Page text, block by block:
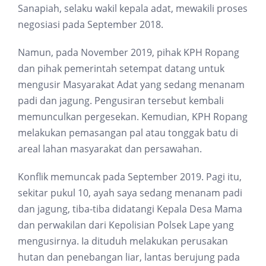
Sanapiah, selaku wakil kepala adat, mewakili proses
negosiasi pada September 2018.
Namun, pada November 2019, pihak KPH Ropang
dan pihak pemerintah setempat datang untuk
mengusir Masyarakat Adat yang sedang menanam
padi dan jagung. Pengusiran tersebut kembali
memunculkan pergesekan. Kemudian, KPH Ropang
melakukan pemasangan pal atau tonggak batu di
areal lahan masyarakat dan persawahan.
Konflik memuncak pada September 2019. Pagi itu,
sekitar pukul 10, ayah saya sedang menanam padi
dan jagung, tiba-tiba didatangi Kepala Desa Mama
dan perwakilan dari Kepolisian Polsek Lape yang
mengusirnya. Ia dituduh melakukan perusakan
hutan dan penebangan liar, lantas berujung pada